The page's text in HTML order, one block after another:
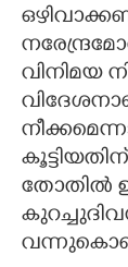
വിനിമയ
തോതിൽ